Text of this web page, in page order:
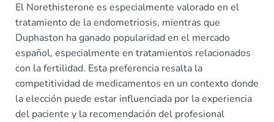
El Norethisterone es especialmente valorado en el
tratamiento de la endometriosis, mientras que
Duphaston ha ganado popularidad en el mercado
español, especialmente en tratamientos relacionados
con la fertilidad. Esta preferencia resalta la
competitividad de medicamentos en un contexto donde
la elección puede estar influenciada por la experiencia
del paciente y la recomendación del profesional